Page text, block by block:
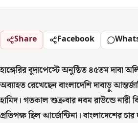
Share Facebook
হাঙ্গেরির বুদাপেস্টে অনুষ্ঠিত ৪৫তম দাবা
অব্যাহত রেখেছেন বাংলাদেশি দাবাড়ু
হামিদ। গতকাল শুক্রবার নবম রাউন্ডে নারী
প্রতিপক্ষ ছিল আর্জেন্টিনা। বাংলাদেশের